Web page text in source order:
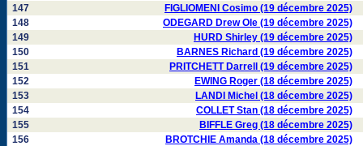
147
FIGLIOMENI Cosimo (19 décembre 2025)
148
ODEGARD Drew Ole (19 décembre 2025)
149
HURD Shirley (19 décembre 2025)
150
BARNES Richard (19 décembre 2025)
151
PRITCHETT Darrell (19 décembre 2025)
152
EWING Roger (18 décembre 2025)
153
LANDI Michel (18 décembre 2025)
154
COLLET Stan (18 décembre 2025)
155
BIFFLE Greg (18 décembre 2025)
156
BROTCHIE Amanda (18 décembre 2025)